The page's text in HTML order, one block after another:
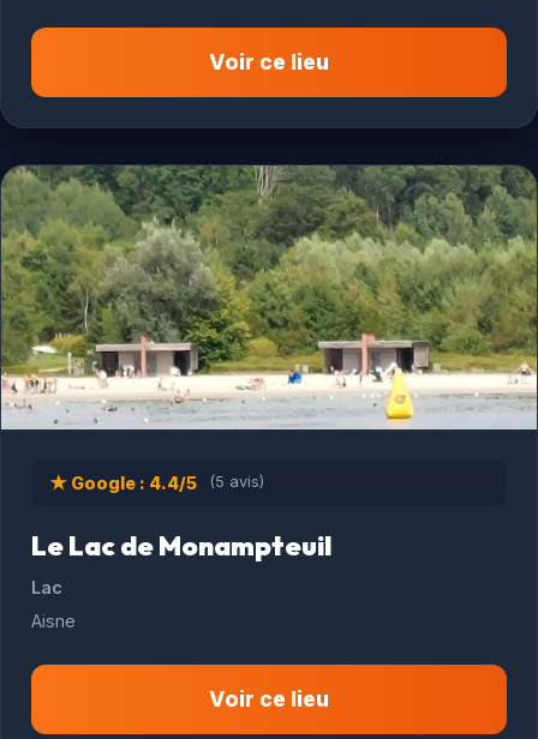
Voir ce lieu
★ Google : 4.4/5 (5 avis)
Le Lac de Monampteuil
Lac
Aisne
Voir ce lieu